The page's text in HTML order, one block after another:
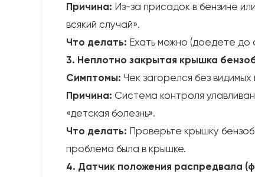
Причина: Из-за присадок в бензине
всякий случай».
Что делать: Ехать можно (доедете до
3. Неплотно закрытая крышка
Симптомы: Чек загорелся без
Причина: Система контроля
«детская болезнь».
Что делать: Проверьте крышку
проблема была в крышке.
4. Датчик положения распредвала